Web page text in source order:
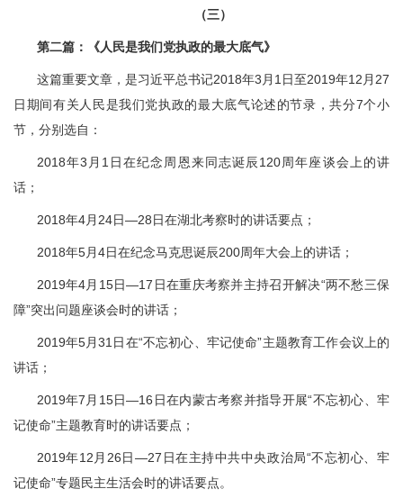
（三）
第二篇：《人民是我们党执政的最大底气》
这篇重要文章，是习近平总书记2018年3月1日至2019年12月27
日期间有关人民是我们党执政的最大底气论述的节录，共分7个小
节，分别选自：
2018年3月1日在纪念周恩来同志诞辰120周年座谈会上的讲
话；
2018年4月24日—28日在湖北考察时的讲话要点；
2018年5月4日在纪念马克思诞辰200周年大会上的讲话；
2019年4月15日—17日在重庆考察并主持召开解决“两不愁三保
障”突出问题座谈会时的讲话；
2019年5月31日在“不忘初心、牢记使命”主题教育工作会议上的
讲话；
2019年7月15日—16日在内蒙古考察并指导开展“不忘初心、牢
记使命”主题教育时的讲话要点；
2019年12月26日—27日在主持中共中央政治局“不忘初心、牢
记使命”专题民主生活会时的讲话要点。